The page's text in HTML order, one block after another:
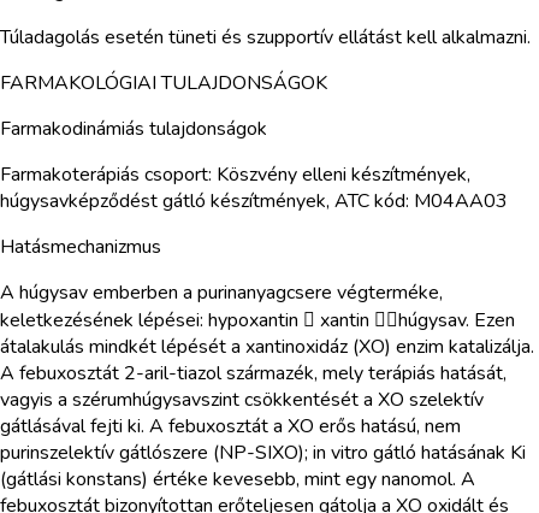
Túladagolás esetén tüneti és szupportív ellátást kell alkalmazni.
FARMAKOLÓGIAI TULAJDONSÁGOK
Farmakodinámiás tulajdonságok
Farmakoterápiás csoport: Köszvény elleni készítmények,
húgysavképződést gátló készítmények, ATC kód: M04AA03
Hatásmechanizmus
A húgysav emberben a purinanyagcsere végterméke,
keletkezésének lépései: hypoxantin  xantin húgysav. Ezen
átalakulás mindkét lépését a xantinoxidáz (XO) enzim katalizálja.
A febuxosztát 2-aril-tiazol származék, mely terápiás hatását,
vagyis a szérumhúgysavszint csökkentését a XO szelektív
gátlásával fejti ki. A febuxosztát a XO erős hatású, nem
purinszelektív gátlószere (NP-SIXO); in vitro gátló hatásának Ki
(gátlási konstans) értéke kevesebb, mint egy nanomol. A
febuxosztát bizonyítottan erőteljesen gátolja a XO oxidált és